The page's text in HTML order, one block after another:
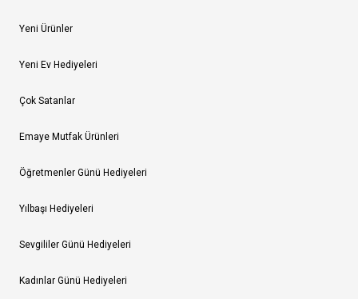
Yeni Ürünler
Yeni Ev Hediyeleri
Çok Satanlar
Emaye Mutfak Ürünleri
Öğretmenler Günü Hediyeleri
Yılbaşı Hediyeleri
Sevgililer Günü Hediyeleri
Kadınlar Günü Hediyeleri